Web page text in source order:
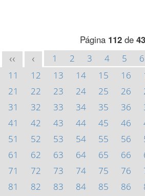
Página 112de
<< < 1 2 3 4 5 6
11
12 13 14 15 16
21
22 23 24 25 26
31
32 33 34 35 36
41
42 43 44 45 46
51
52 53 54 55 56
61
62 63 64 65 66
71
72 73 74 75 76
81
82 83 84 85 86